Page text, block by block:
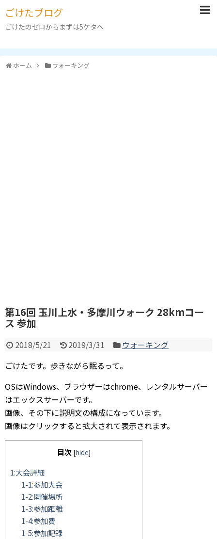
ごけたブログ
ごけたのゼロからまずは5ケタへ
ホーム ウォーキング
第16回 玉川上水・多摩川ウォーク 28kmコー
ス 参加
2018/5/21 2019/3/31
ウォーキング
ごけたです。歩きながら眠るって。
OSはWindows、ブラウザーはchrome、レンタルサーバー
はエックスサーバーです。
画像、その下に説明文の構成になっています。
画像はクリックすると拡大されて表示されます。
目次 [hide]
1:大会詳細
1-1:参加大会
1-2:開催場所
1-3:参加距離
1-4:参加費
1-5:参加記録